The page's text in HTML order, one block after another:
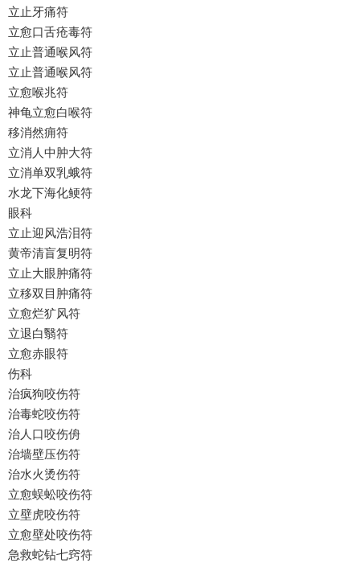
立止牙痛符
立愈口舌疮毒符
立止普通喉风符
立止普通喉风符
立愈喉兆符
神龟立愈白喉符
移消然痈符
立消人中肿大符
立消单双乳蛾符
水龙下海化鲠符
眼科
立止迎风浩泪符
黄帝清盲复明符
立止大眼肿痛符
立移双目肿痛符
立愈烂犷风符
立退白翳符
立愈赤眼符
伤科
治疯狗咬伤符
治毒蛇咬伤符
治人口咬伤侜
治墙壁压伤符
治水火烫伤符
立愈蜈蚣咬伤符
立壁虎咬伤符
立愈壁处咬伤符
急救蛇钻七窍符